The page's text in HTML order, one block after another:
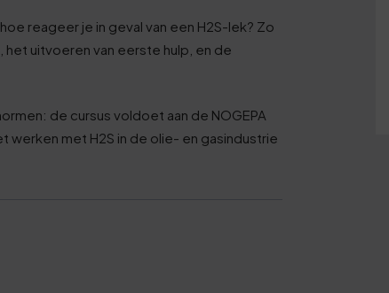
reageer je in geval van een H2​S-lek? Zo
uitvoeren van eerste hulp, en de
de cursus voldoet aan de NOGEPA
met H2​S in de olie- en gasindustrie
1
6
1